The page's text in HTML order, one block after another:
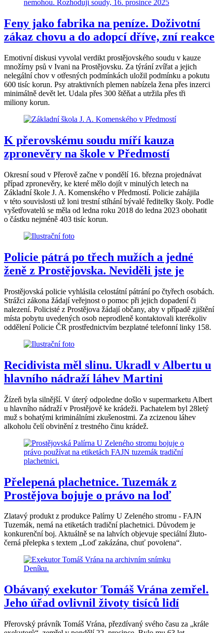
Feny jako fabrika na peníze. Doživotní
zákaz chovu a do adopcí dříve, zní reakce
Emotivní diskusi vyvolal verdikt prostějovského soudu v kauze
množírny psů v Ivani na Prostějovsku. Za týrání zvířat a jejich
nelegální chov v otřesných podmínkách uložil podmínku a pokutu
600 tisíc korun. Psy atraktivních plemen nabízela žena přes inzerci
minimálně devět let. Udala přes 300 štěňat a utržila přes tři
miliony korun.
K přerovskému soudu míří kauza
zpronevěry na škole v Předmostí
Okresní soud v Přerově začne v pondělí 16. března projednávat
případ zpronevěry, ke které mělo dojít v minulých letech na
Základní škole J. A. Komenského v Předmostí. Policie zahájila
v této souvislosti už loni trestní stíhání bývalé ředitelky školy. Podle
vyšetřovatelů se měla od ledna roku 2018 do ledna 2023 obohatit
o částku nejméně 403 tisíc korun.
Policie pátrá po třech mužích a jedné
ženě z Prostějovska. Neviděli jste je
Prostějovská policie vyhlásila celostátní pátrání po čtyřech osobách.
Strážci zákona žádají veřejnost o pomoc při jejich dopadení či
nalezení. Policisté z Prostějova žádají občany, aby v případě zjištění
místa pobytu uvedených osob neprodleně kontaktovali kterékoliv
oddělení Policie ČR prostřednictvím bezplatné telefonní linky 158.
Recidivista měl slinu. Ukradl v Albertu u
hlavního nádraží láhev Martini
Žízeň byla silnější. V úterý odpoledne došlo v supermarketu Albert
u hlavního nádraží v Prostějově ke krádeži. Pachatelem byl 28letý
muž s bohatými kriminálními zkušenostmi. Za zcizenou láhev
alkoholu čelí obvinění z trestného činu krádež.
Přelepená plachetnice. Tuzemák z
Prostějova bojuje o právo na loď
Zlatavý produkt z produkce Palírny U Zeleného stromu - FAJN
Tuzemák, nemá na etiketách tradiční plachetnici. Důvodem je
konkurenční boj. Aktuálně se na lahvích objevuje speciální žluto-
černá přelepka s textem „Loď zakázána, chuť povolena“.
Obávaný exekutor Tomáš Vrána zemřel.
Jeho úřad ovlivnil životy tisíců lidí
Přerovský právník Tomáš Vrána, přezdívaný svého času za „krále